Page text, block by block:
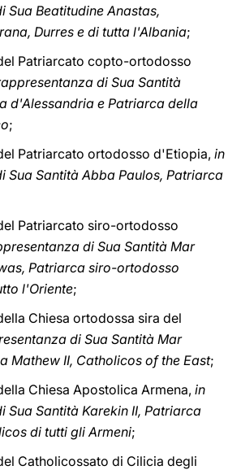
Sua Beatitudine Anastas,
Durres e di tutta l'Albania;
Patriarcato copto-ortodosso
di Sua Santità
d'Alessandria e Patriarca della
;
Patriarcato ortodosso d'Etiopia, in
Sua Santità Abba Paulos, Patriarca
Patriarcato siro-ortodosso
di Sua Santità Mar
Patriarca siro-ortodosso
l'Oriente;
Chiesa ortodossa sira del
di Sua Santità Mar
Mathew II, Catholicos of the East;
Chiesa Apostolica Armena, in
Sua Santità Karekin II, Patriarca
di tutti gli Armeni;
Catholicossato di Cilicia degli